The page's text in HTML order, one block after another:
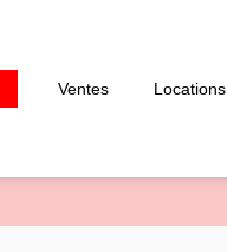
Ventes Locations